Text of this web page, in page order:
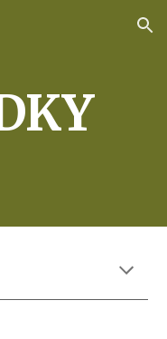
Skip to navigation